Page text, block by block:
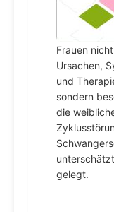
Frauen
Ursachen,
und
sondern
die
gelegt.